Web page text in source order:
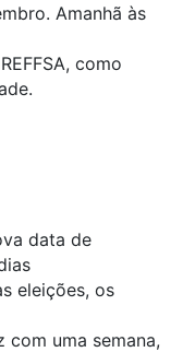
Amanhã às
como
data de
eleições, os
com uma semana,